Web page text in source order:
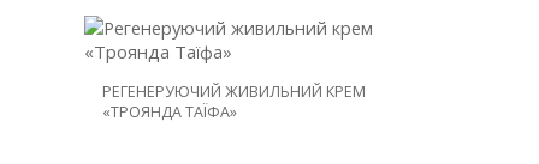
РЕГЕНЕРУЮЧИЙ ЖИВИЛЬНИЙ КРЕМ
«ТРОЯНДА ТАЇФА»